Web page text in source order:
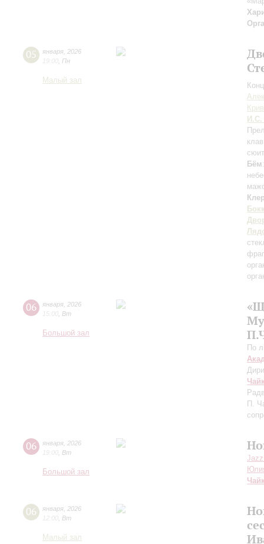
05 января 2026
19:00 Пн
Малый зал
И.С.
Бём
06 января 2026
15:00 Вт
Большой зал
По
П.
06 января 2026
19:00 Вт
Большой зал
06 января 2026
12:00 Вт
Малый зал